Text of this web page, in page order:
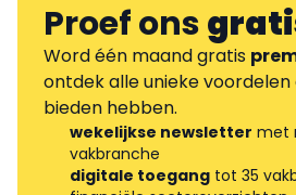
Proef ons
Word één maand gratis
ontdek alle unieke voordelen
bieden hebben.
wekelijkse newsletter met
vakbranche
digitale toegang tot 35